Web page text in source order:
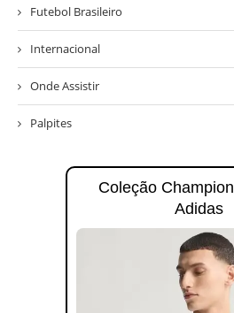
Futebol Brasileiro
Internacional
Onde Assistir
Palpites
Coleção
Adidas